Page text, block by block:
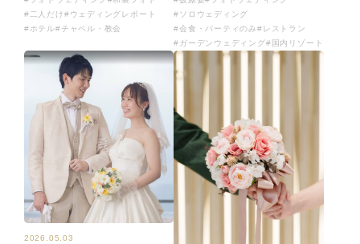
#二人だけ#ウェディングレポート
#ホテル#チャペル・教会
#ソロウェディング
#会食・パーティのみ#レストラン
#ガーデンウェディング#国内リゾート
2026.05.03